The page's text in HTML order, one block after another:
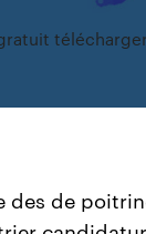
des de